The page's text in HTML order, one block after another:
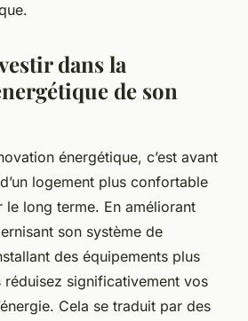
dans la
de son
énergétique, c’est avant
logement plus confortable
le long terme. En améliorant
son système de
des équipements plus
significativement vos
Cela se traduit par des